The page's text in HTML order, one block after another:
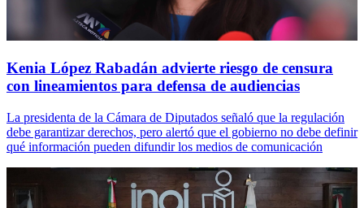
Kenia López Rabadán advierte riesgo de censura
con lineamientos para defensa de audiencias
La presidenta de la Cámara de Diputados señaló que la regulación
debe garantizar derechos, pero alertó que el gobierno no debe definir
qué información pueden difundir los medios de comunicación